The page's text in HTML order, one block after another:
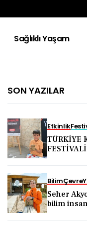
Sağlıklı Yaşam
SON YAZILAR
Etkinlik
TÜRKİYE
FESTİVALİ
BilimÇevre
Seher
bilim